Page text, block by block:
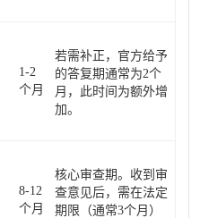
1-2
个月
若需补正，官方给予
的答复期通常为2个
月，此时间为额外增
加。
8-12
个月
核心审查期。收到审
查意见后，需在法定
期限（通常3个月）